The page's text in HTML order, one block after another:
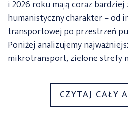
i 2026 roku mają coraz
humanistyczny charakter – od
transportowej po przestrzeń
Poniżej analizujemy
mikrotransport, zielone strefy
CZYTAJ CAŁY